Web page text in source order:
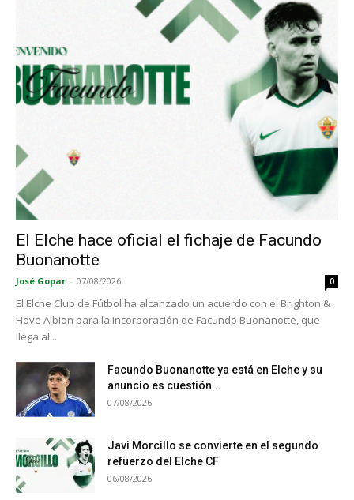
El Elche hace oficial el fichaje de Facundo
Buonanotte
José Gopar - 07/08/2026 0
El Elche Club de Fútbol ha alcanzado un acuerdo con el Brighton &
Hove Albion para la incorporación de Facundo Buonanotte, que
llega al...
Facundo Buonanotte ya está en Elche y su
anuncio es cuestión...
07/08/2026
Javi Morcillo se convierte en el segundo
refuerzo del Elche CF
06/08/2026